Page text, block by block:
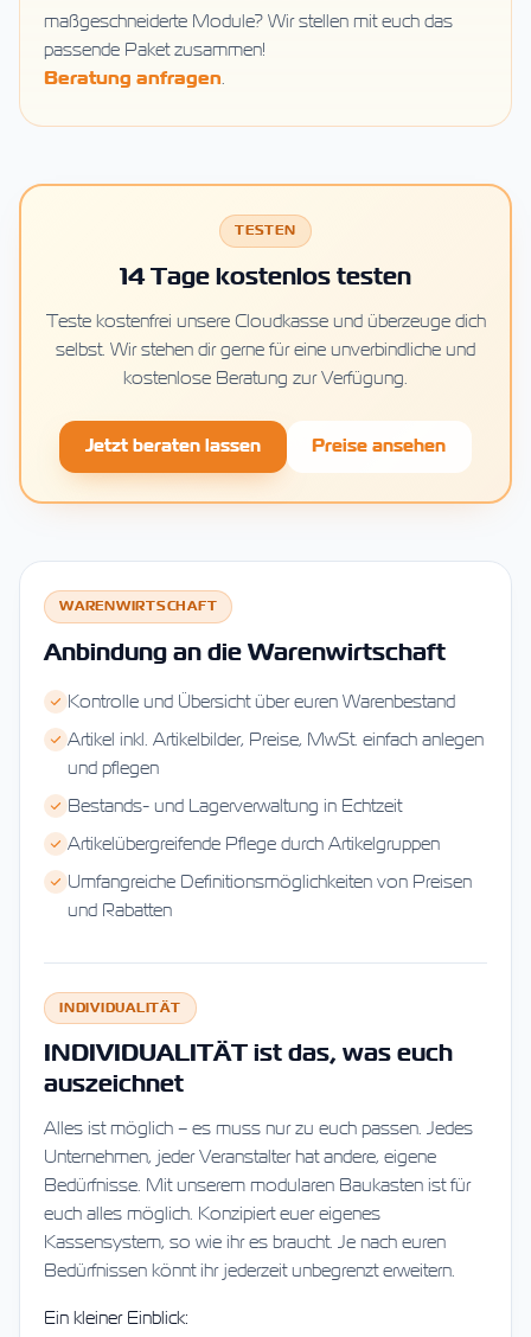
maßgeschneiderte Module? Wir stellen mit euch das
passende Paket zusammen!
Beratung anfragen
TESTEN
14 Tage kostenlos testen
Teste kostenfrei unsere Cloudkasse und überzeuge dich
selbst. Wir stehen dir gerne für eine unverbindliche und
kostenlose Beratung zur Verfügung.
Jetzt beraten lassen Preise ansehen
WARENWIRTSCHAFT
Anbindung an die Warenwirtschaft
Kontrolle und Übersicht über euren Warenbestand
Artikel inkl. Artikelbilder, Preise, MwSt. einfach anlegen
und pflegen
Bestands- und Lagerverwaltung in Echtzeit
Artikelübergreifende Pflege durch Artikelgruppen
Umfangreiche Definitionsmöglichkeiten von Preisen
und Rabatten
INDIVIDUALITÄT
INDIVIDUALITÄT ist das, was euch
auszeichnet
Alles ist möglich – es muss nur zu euch passen. Jedes
Unternehmen, jeder Veranstalter hat andere, eigene
Bedürfnisse. Mit unserem modularen Baukasten ist für
euch alles möglich. Konzipiert euer eigenes
Kassensystem, so wie ihr es braucht. Je nach euren
Bedürfnissen könnt ihr jederzeit unbegrenzt erweitern.
Ein kleiner Einblick: